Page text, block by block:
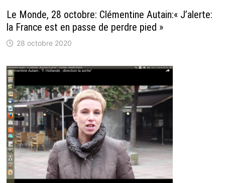
Le Monde, 28 octobre: Clémentine Autain:« J’alerte:
la France est en passe de perdre pied »
28 octobre 2020